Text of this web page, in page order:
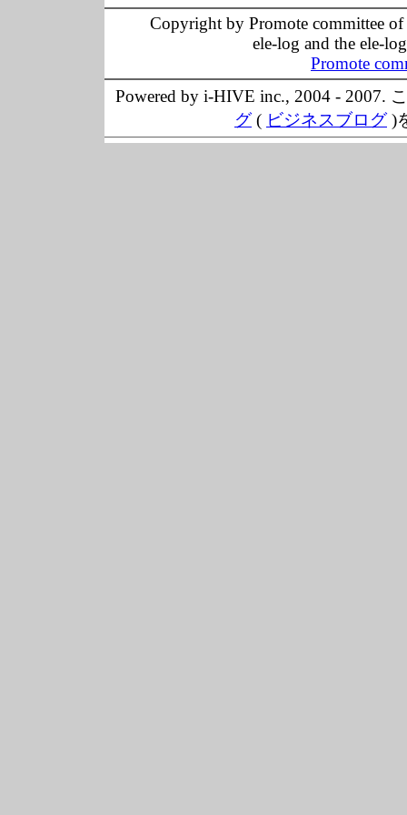
Copyright by Promote committee
ele-log and the ele-
Promote
Powered by i-HIVE inc., 2004 - 2007.
グ( ビジネスブログ)